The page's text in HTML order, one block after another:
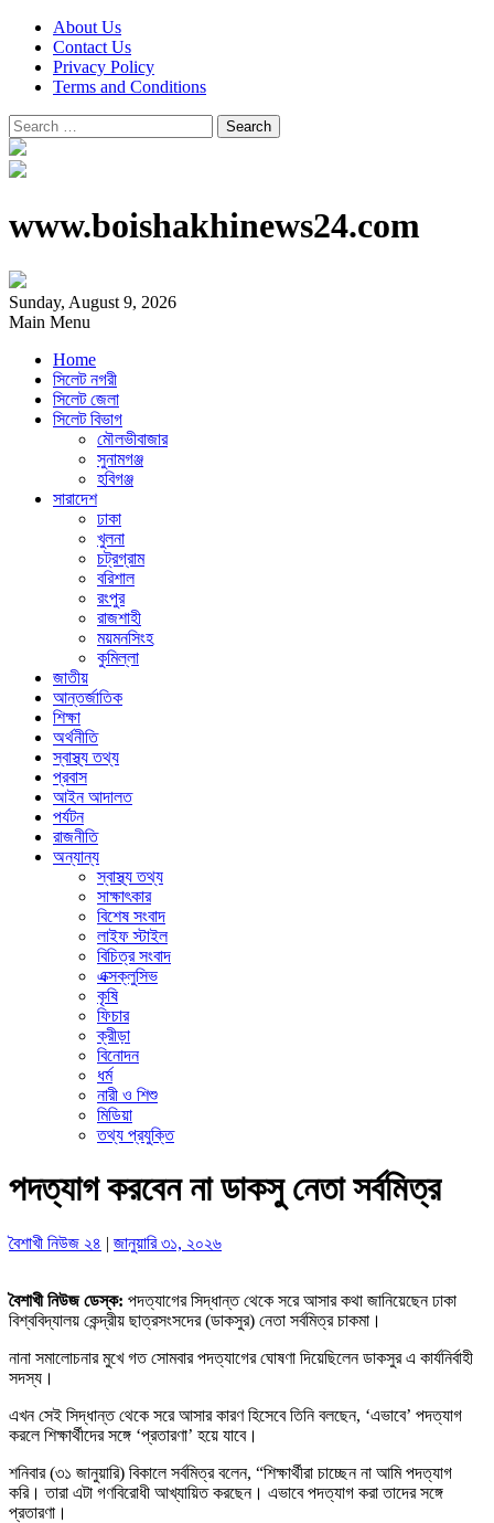
About Us
Contact Us
Privacy Policy
Terms and Conditions
Search
for:
www.boishakhinews24.com
Sunday, August 9, 2026
Main Menu
Home
সিলেট নগরী
সিলেট জেলা
সিলেট বিভাগ
মৌলভীবাজার
সুনামগঞ্জ
হবিগঞ্জ
সারাদেশ
ঢাকা
খুলনা
চট্রগ্রাম
বরিশাল
রংপুর
রাজশাহী
ময়মনসিংহ
কুমিল্লা
জাতীয়
আন্তর্জাতিক
শিক্ষা
অর্থনীতি
স্বাস্থ্য তথ্য
প্রবাস
আইন আদালত
পর্যটন
রাজনীতি
অন্যান্য
স্বাস্থ্য তথ্য
সাক্ষাৎকার
বিশেষ সংবাদ
লাইফ স্টাইল
বিচিত্র সংবাদ
এক্সক্লুসিভ
কৃষি
ফিচার
ক্রীড়া
বিনোদন
ধর্ম
নারী ও শিশু
মিডিয়া
তথ্য প্রযুক্তি
পদত্যাগ করবেন না ডাকসু নেতা সর্বমিত্র
বৈশাখী নিউজ ২৪ | জানুয়ারি ৩১, ২০২৬
বৈশাখী নিউজ ডেস্ক: পদত্যাগের সিদ্ধান্ত থেকে সরে আসার কথা জানিয়েছেন ঢাকা
বিশ্ববিদ্যালয় কেন্দ্রীয় ছাত্রসংসদের (ডাকসুর) নেতা সর্বমিত্র চাকমা।
নানা সমালোচনার মুখে গত সোমবার পদত্যাগের ঘোষণা দিয়েছিলেন ডাকসুর এ কার্যনির্বাহী
সদস্য।
এখন সেই সিদ্ধান্ত থেকে সরে আসার কারণ হিসেবে তিনি বলছেন, ‘এভাবে’ পদত্যাগ
করলে শিক্ষার্থীদের সঙ্গে ‘প্রতারণা’ হয়ে যাবে।
শনিবার (৩১ জানুয়ারি) বিকালে সর্বমিত্র বলেন, “শিক্ষার্থীরা চাচ্ছেন না আমি পদত্যাগ
করি। তারা এটা গণবিরোধী আখ্যায়িত করছেন। এভাবে পদত্যাগ করা তাদের সঙ্গে
প্রতারণা।